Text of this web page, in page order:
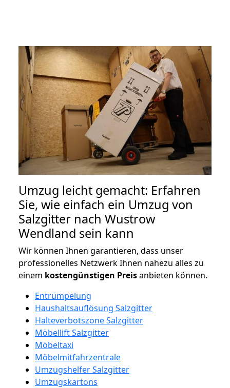
Umzug leicht gemacht: Erfahren
Sie, wie einfach ein Umzug von
Salzgitter nach Wustrow
Wendland sein kann
Wir können Ihnen garantieren, dass unser
professionelles Netzwerk Ihnen nahezu alles zu
einem kostengünstigen Preisanbieten können.
Entrümpelung
Haushaltsauflösung Salzgitter
Halteverbotszone Salzgitter
Möbellift Salzgitter
Möbeltaxi
Möbelmitfahrzentrale
Umzugshelfer Salzgitter
Umzugskartons